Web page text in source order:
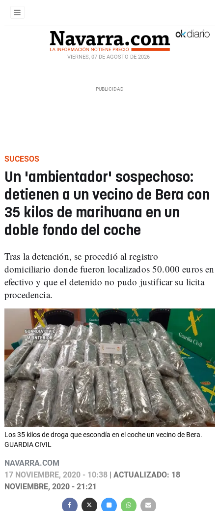
VIERNES, 07 DE AGOSTO DE 2026
SUCESOS
Un 'ambientador' sospechoso:
detienen a un vecino de Bera con
35 kilos de marihuana en un
doble fondo del coche
Tras la detención, se procedió al registro
domiciliario donde fueron localizados 50.000 euros en
efectivo y que el detenido no pudo justificar su licita
procedencia.
Los 35 kilos de droga que escondía en el coche un vecino de Bera.
GUARDIA CIVIL
NAVARRA.COM
17 NOVIEMBRE, 2020 - 10:38 | ACTUALIZADO: 18
NOVIEMBRE, 2020 - 21:21